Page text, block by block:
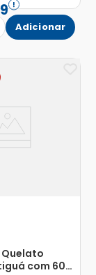
Adicionar
com 60